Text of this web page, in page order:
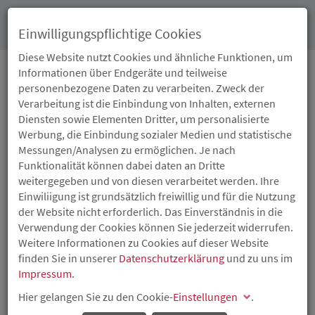
29.10.2021
DIGITALPAKT SCHULE:
RUND 400.000 EURO
FÜR SCHULEN DER
VERBANDSGEMEINDE
LANGENLONSHEIM-
STROMBERG
Bildungsstaatssekretärin Bettina Brück überreicht
Einwilligungspflichtige Cookies
Diese Website nutzt Cookies und ähnliche Funktionen, um
Informationen über Endgeräte und teilweise
personenbezogene Daten zu verarbeiten. Zweck der
Verarbeitung ist die Einbindung von Inhalten, externen
Diensten sowie Elementen Dritter, um personalisierte
Werbung, die Einbindung sozialer Medien und statistische
Messungen/Analysen zu ermöglichen. Je nach
Funktionalität können dabei daten an Dritte
weitergegeben und von diesen verarbeitet werden. Ihre
Einwiliigung ist grundsätzlich freiwillig und für die Nutzung
der Website nicht erforderlich. Das Einverständnis in die
Verwendung der Cookies können Sie jederzeit widerrufen.
Weitere Informationen zu Cookies auf dieser Website
finden Sie in unserer Datenschutzerklärung und zu uns im
Impressum.
Hier gelangen Sie zu den Cookie-Einstellungen
.